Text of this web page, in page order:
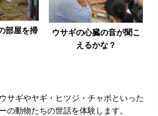
部屋を掃
ウサギの心臓の音が聞こ
えるかな？
サギやヤギ・ヒツジ・チャボといった
の動物たちの世話を体験します。